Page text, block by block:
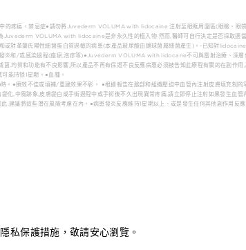
疼痛。禁忌症●請勿將Juvederm VOLUMA with lidocaine 注射至眼眶周圍區(眼瞼、眼
Juvederm VOLUMA with lidocaine是非永久性的植入物·然而,醫師可自行決定是否採取適
革蘭氏陽性細菌蛋白質過敏的病患(本產品玻尿酸由鏈球菌屬細菌產生)。-已知對
和/或感染過程(痤瘀,泡疹等)●Juvederm VOLUMA with lidocane不可與雷射治療、深層
,均質和功能有不良影響,所以產品不再有保證不良反應病惠必須被告知此療程有關的在副作
能持锁1星期。●血腫。
●療效不佳或填補/重建效果不彰。 ●根據報告在臉部和組織壓迫中血管內注射皮膚填充制的
,中風跡象,皮膚變白或手街過程中或手術後不久出現異常疼痛,請立即停止注射如果發生血管
建議將這些潛在風險考慮在內。●病患發炎反應維持1星期以上、或是發生任何其他副作用反
私保護措施，敬請安心瀏覽。